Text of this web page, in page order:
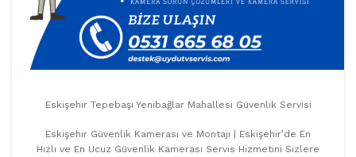
Eskişehir Tepebaşı Yenibağlar Mahallesi Güvenlik Servisi
Eskişehir Güvenlik Kamerası ve Montajı | Eskişehir’de En
Hızlı ve En Ucuz Güvenlik Kamerası Servis Hizmetini Sizlere